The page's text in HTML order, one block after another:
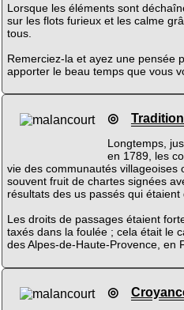
Lorsque les éléments sont
sur les flots furieux et les calme
tous.
Remerciez-la et ayez une pensée
apporter le beau temps que vous
◎
Longtemps,
en 1789, les
vie des communautés villageoises
souvent fruit de chartes signées
résultats des us passés qui
Les droits de passages étaient
taxés dans la foulée ; cela était le
des Alpes-de-Haute-Provence, en
◎